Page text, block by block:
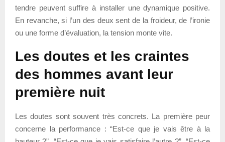
tendre peuvent suffire à installer une dynamique positive.
En revanche, si l’un des deux sent de la froideur, de l’ironie
ou une forme d’évaluation, la tension monte vite.
Les doutes et les craintes
des hommes avant leur
première nuit
Les doutes sont souvent très concrets. La première peur
concerne la performance : “Est-ce que je vais être à la